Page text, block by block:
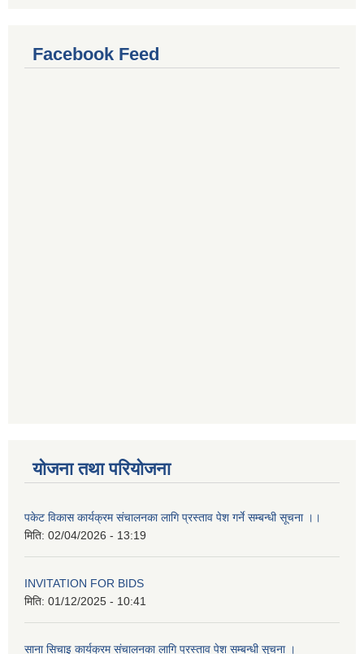
Facebook Feed
योजना तथा परियोजना
पकेट विकास कार्यक्रम संचालनका लागि प्रस्ताव पेश गर्ने सम्बन्धी सूचना ।।
मिति: 02/04/2026 - 13:19
INVITATION FOR BIDS
मिति: 01/12/2025 - 10:41
साना सिचाइ कार्यक्रम संचालनका लागि प्रस्ताव पेश सम्बन्धी सुचना ।